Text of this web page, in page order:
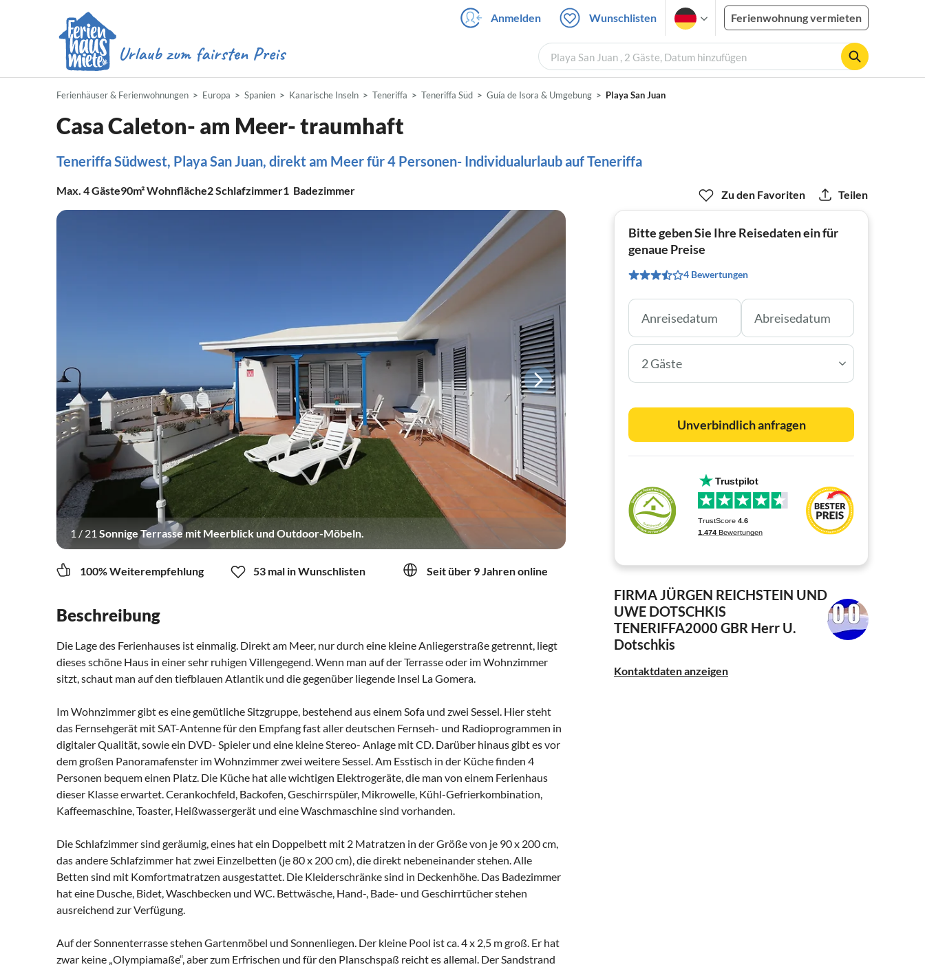
Anmelden Wunschlisten Ferienwohnung vermieten
Playa San Juan , 2 Gäste, Datum hinzufügen
Ferienhäuser & Ferienwohnungen Europa Spanien Kanarische Inseln Teneriffa Teneriffa Süd Guía de Isora & Umgebung Playa San Juan
Casa Caleton- am Meer- traumhaft
Teneriffa Südwest, Playa San Juan, direkt am Meer für 4 Personen- Individualurlaub auf Teneriffa
Max. 4Gäste90m²Wohnfläche2Schlafzimmer1 Badezimmer
1 / 21 Sonnige Terrasse mit Meerblick und Outdoor-Möbeln.
100% Weiterempfehlung 53 mal in Wunschlisten Seit über 9 Jahren online
Beschreibung
Die Lage des Ferienhauses ist einmalig. Direkt am Meer, nur durch eine kleine Anliegerstraße getrennt, liegt
dieses schöne Haus in einer sehr ruhigen Villengegend. Wenn man auf der Terrasse oder im Wohnzimmer
sitzt, schaut man auf den tiefblauen Atlantik und die gegenüber liegende Insel La Gomera.
Im Wohnzimmer gibt es eine gemütliche Sitzgruppe, bestehend aus einem Sofa und zwei Sessel. Hier steht
das Fernsehgerät mit SAT-Antenne für den Empfang fast aller deutschen Fernseh- und Radioprogrammen in
digitaler Qualität, sowie ein DVD- Spieler und eine kleine Stereo- Anlage mit CD. Darüber hinaus gibt es vor
dem großen Panoramafenster im Wohnzimmer zwei weitere Sessel. Am Esstisch in der Küche finden 4
Personen bequem einen Platz. Die Küche hat alle wichtigen Elektrogeräte, die man von einem Ferienhaus
dieser Klasse erwartet. Cerankochfeld, Backofen, Geschirrspüler, Mikrowelle, Kühl-Gefrierkombination,
Kaffeemaschine, Toaster, Heißwassergerät und eine Waschmaschine sind vorhanden.
Die Schlafzimmer sind geräumig, eines hat ein Doppelbett mit 2 Matratzen in der Größe von je 90 x 200 cm,
das andere Schlafzimmer hat zwei Einzelbetten (je 80 x 200 cm), die direkt nebeneinander stehen. Alle
Betten sind mit Komfortmatratzen ausgestattet. Die Kleiderschränke sind in Deckenhöhe. Das Badezimmer
hat eine Dusche, Bidet, Waschbecken und WC. Bettwäsche, Hand-, Bade- und Geschirrtücher stehen
ausreichend zur Verfügung.
Auf der Sonnenterrasse stehen Gartenmöbel und Sonnenliegen. Der kleine Pool ist ca. 4 x 2,5 m groß. Er hat
zwar keine „Olympiamaße“, aber zum Erfrischen und für den Planschspaß reicht es allemal. Der Sandstrand
Zu den Favoriten Teilen
Bitte geben Sie Ihre Reisedaten ein für
genaue Preise
4 Bewertungen
2 Gäste
Unverbindlich anfragen
FIRMA JÜRGEN REICHSTEIN UND
UWE DOTSCHKIS
TENERIFFA2000 GBR Herr U.
Dotschkis
Kontaktdaten anzeigen